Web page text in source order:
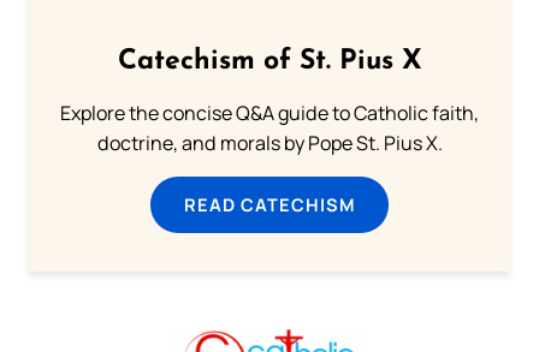
Catechism of St. Pius X
Explore the concise Q&A guide to Catholic faith,
doctrine, and morals by Pope St. Pius X.
READ CATECHISM